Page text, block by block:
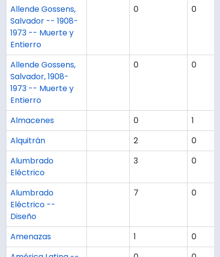
Allende Gossens,
Salvador -- 1908-
1973 -- Muerte y
Entierro
0 0
Allende Gossens,
Salvador, 1908-
1973 -- Muerte y
Entierro
0 0
Almacenes 0
1
Alquitrán
2
0
Alumbrado
Eléctrico
3 0
Alumbrado
Eléctrico --
Diseño
7 0
Amenazas 1
0